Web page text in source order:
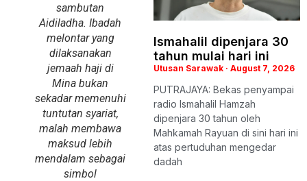
sambutan
Aidiladha. Ibadah
melontar yang
dilaksanakan
jemaah haji di
Mina bukan
sekadar memenuhi
tuntutan syariat,
malah membawa
maksud lebih
mendalam sebagai
simbol
Ismahalil dipenjara 30
tahun mulai hari ini
Utusan Sarawak August 7, 2026
PUTRAJAYA: Bekas penyampai
radio Ismahalil Hamzah
dipenjara 30 tahun oleh
Mahkamah Rayuan di sini hari ini
atas pertuduhan mengedar
dadah